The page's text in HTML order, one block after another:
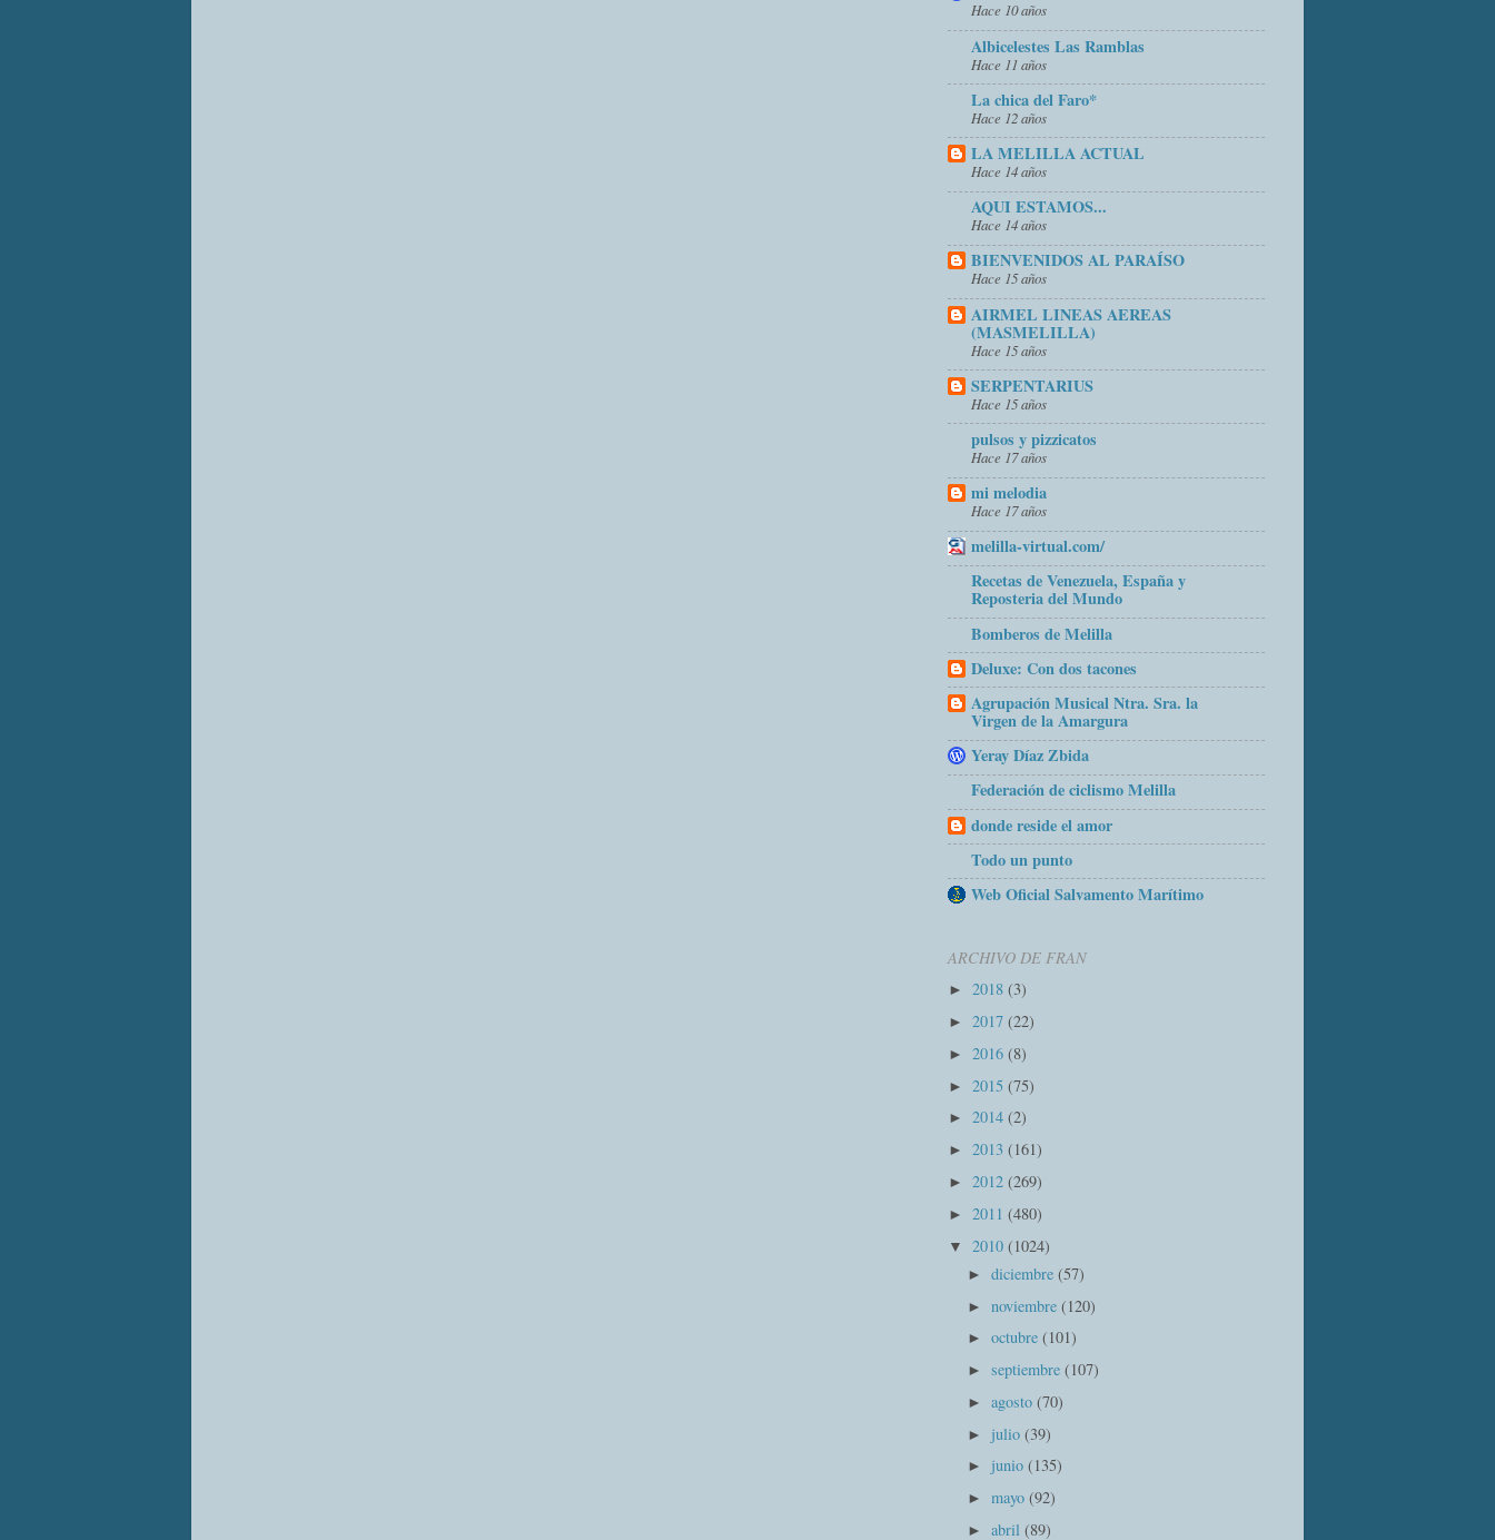
Hace 10 años
Albicelestes Las Ramblas
Hace 11 años
La chica del Faro*
Hace 12 años
LA MELILLA ACTUAL
Hace 14 años
AQUI ESTAMOS...
Hace 14 años
BIENVENIDOS AL PARAÍSO
Hace 15 años
AIRMEL LINEAS AEREAS
(MASMELILLA)
Hace 15 años
SERPENTARIUS
Hace 15 años
pulsos y pizzicatos
Hace 17 años
mi melodia
Hace 17 años
melilla-virtual.com/
Recetas de Venezuela, España y
Reposteria del Mundo
Bomberos de Melilla
Deluxe: Con dos tacones
Agrupación Musical Ntra. Sra. la
Virgen de la Amargura
Yeray Díaz Zbida
Federación de ciclismo Melilla
donde reside el amor
Todo un punto
Web Oficial Salvamento Marítimo
ARCHIVO DE FRAN
► 2018 (3)
► 2017 (22)
► 2016 (8)
► 2015 (75)
► 2014 (2)
► 2013 (161)
► 2012 (269)
► 2011 (480)
▼ 2010 (1024)
►diciembre(57)
►noviembre(120)
►octubre(101)
►septiembre(107)
►agosto(70)
► julio(39)
► junio(135)
►mayo(92)
►abril(89)